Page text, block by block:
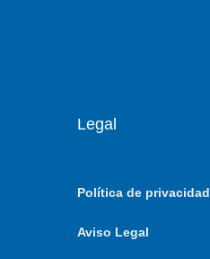
Legal
Política de privacidad
Aviso Legal